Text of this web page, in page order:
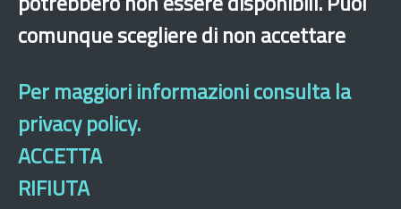
›×
comunque scegliere di non accettare
Per maggiori informazioni consulta la
privacy policy.
ACCETTA
RIFIUTA
Dichiarazione di accessibilità